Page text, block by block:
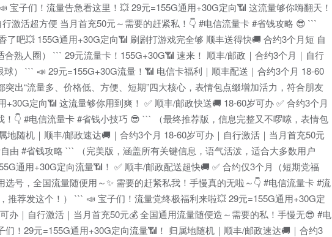
宝子们！流量告急看这里！💥 29元=155G通用+30G定向📶 这流量够你嗨翻天！
激活超方便 当月首充50元～需要的赶紧私！👇 #电信流量卡 #省钱攻略 😎 ```
了吧💥 155G通用+30G定向📶 刷剧打游戏完全够 顺丰送得快🚚 合约3个月短 自
熟人圈） ``` 29元流量卡！155G+30G📶 速来！ 顺丰/邮政｜合约3个月｜自行
） ``` 📣 29元=155G+30G流量！📶 电信卡福利｜顺丰配送｜合约3个月 18-60
出“流量多、价格低、方便、短期”四大核心，表情包点缀增加活力，符合朋友
定向📶 这流量够你用到爽！ ✅ 顺丰/邮政快送🚚 18-60岁可办 ✅ 合约3个月
👇 #电信流量卡 #省钱小技巧 😎 ``` （最终推荐版，信息完整又不啰嗦，表情包
随机｜顺丰/邮政速达🚚｜合约3个月 18-60岁可办｜自行激活｜当月首充50元
由 #省钱攻略 ``` （完美版，涵盖所有关键信息，语气活泼，适合大多数用户
通用+30G定向流量📶！ ✅ 顺丰/邮政配送超快🚚 ✅ 合约仅3个月（短期党福
号，全国流量随便用～✨ 需要的赶紧私我！手慢真的无啦～👇 #电信流量卡 #流
荐发这个！） ``` 📣 宝子们！流量党终极福利来啦💥 29元=155G通用+30G定
办｜自行激活｜当月首充50元💰 全国通用流量随便造～需要的私！手慢无😎 #电
！29元=155G通用+30G定向流量📶！ 归属地随机｜顺丰/邮政速达🚚｜合约3